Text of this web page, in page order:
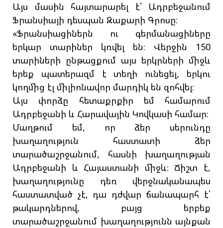
Այս մասին հայտարարել է՝ Ադրբեջանում
Ֆրանսիայի դեսպան Զաքարի Գրոսը։
«Ֆրանսիացիներն ու գերմանացիները
երկար տարիներ կռվել են։ Վերջին 150
տարիների ընթացքում այս երկրների միջև
երեք պատերազմ է տեղի ունեցել, երկու
կողմից էլ միլիոնավոր մարդիկ են զոհվել։
Այս փորձը հետաքրքիր եմ համարում
Ադրբեջանի և Հարավային Կովկասի համար։
Մաղթում եմ, որ ձեր սերունդը
խաղաղություն հաստատի ձեր
տարածաշրջանում, հասնի խաղաղության
Ադրբեջանի և Հայաստանի միջև։ Ճիշտ է,
խաղաղությունը դեռ վերջնականապես
հաստատված չէ, դա դժվար ճանապարհ է՝
թակարդներով, բայց երբեք
տարածաշրջանում խաղաղությունն այնքան